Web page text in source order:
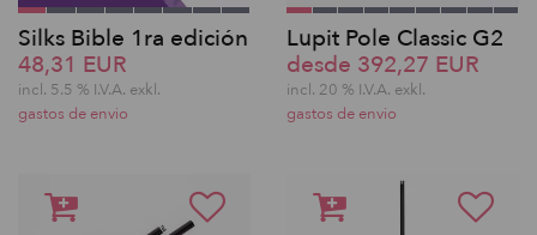
Silks Bible 1ra edición
48,31 EUR
incl. 5.5 % I.V.A. exkl.
gastos de envio
Lupit Pole Classic G2
desde 392,27 EUR
incl. 20 % I.V.A. exkl.
gastos de envio